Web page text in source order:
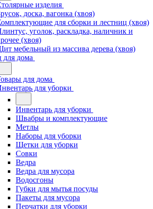
изделия
доска, вагонка (хвоя)
для сборки и лестниц (хвоя)
уголок, раскладка, наличник и
(хвоя)
мебельный из массива дерева (хвоя)
для дома
для дома
для уборки
Инвентарь для уборки
Швабры и комплектующие
Метлы
Наборы для уборки
Щетки для уборки
Совки
Ведра
Ведра для мусора
Водосгоны
Губки для мытья посуды
Пакеты для мусора
Перчатки для уборки